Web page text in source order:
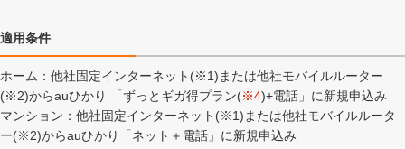
適用条件
ホーム：他社固定インターネット(※1)または他社モバイルルーター
(※2)からauひかり 「ずっとギガ得プラン(※4)+電話」に新規申込み
マンション：他社固定インターネット(※1)または他社モバイルルータ
ー(※2)からauひかり「ネット＋電話」に新規申込み